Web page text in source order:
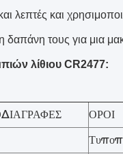
λεπτές και
τους για μια
λίθιου CR2477:
ΟΡΟΙ